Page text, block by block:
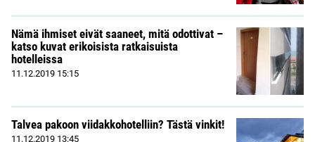
Nämä ihmiset eivät saaneet, mitä odottivat –
katso kuvat erikoisista ratkaisuista
hotelleissa
11.12.2019 15:15
Talvea pakoon viidakkohotelliin? Tästä vinkit!
11.12.2019 13:45